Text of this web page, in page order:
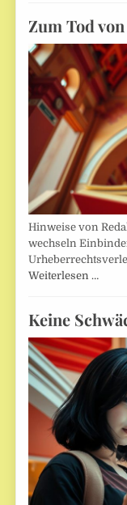
Zum Tod
Hinweise von
wechseln
Weiterlesen …
Keine